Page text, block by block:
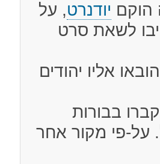
הוקם יודנרט, על
לשאת סרט
גטו, והובאו אליו יהודים
ונקברו בבורות
על-פי מקור אחר